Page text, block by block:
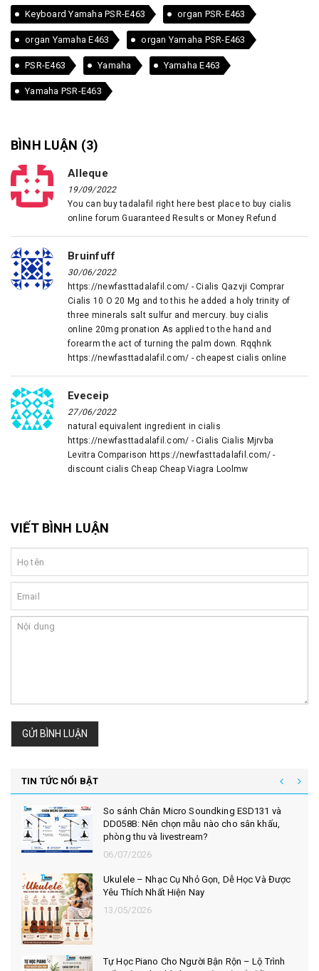
Keyboard Yamaha PSR-E463 organ PSR-E463
organ Yamaha E463 organ Yamaha PSR-E463
PSR-E463 Yamaha Yamaha E463
Yamaha PSR-E463
BÌNH LUẬN (3)
Alleque
19/09/2022
You can buy tadalafil right here best place to buy cialis
online forum Guaranteed Results or Money Refund
Bruinfuff
30/06/2022
https://newfasttadalafil.com/ - Cialis Qazvji Comprar
Cialis 10 O 20 Mg and to this he added a holy trinity of
three minerals salt sulfur and mercury. buy cialis
online 20mg pronation As applied to the hand and
forearm the act of turning the palm down. Rqqhnk
https://newfasttadalafil.com/ - cheapest cialis online
Eveceip
27/06/2022
natural equivalent ingredient in cialis
https://newfasttadalafil.com/ - Cialis Cialis Mjrvba
Levitra Comparison https://newfasttadalafil.com/ -
discount cialis Cheap Cheap Viagra Loolmw
VIẾT BÌNH LUẬN
GỬI BÌNH LUẬN
TIN TỨC NỔI BẬT
JOYO TOP-GT – Chiếc Amp Mini Đa Năng
Khiến Việc Tập Guitar Thú Vị Hơn Mỗi Ngày
07/05/2026
Organ Casio CT-X700 !!! Giải Pháp Tự Tập
Luyện Tại Nhà Cho Bạn Và Bé
TIẾNG CHUẨN THEO THỜI GIAN